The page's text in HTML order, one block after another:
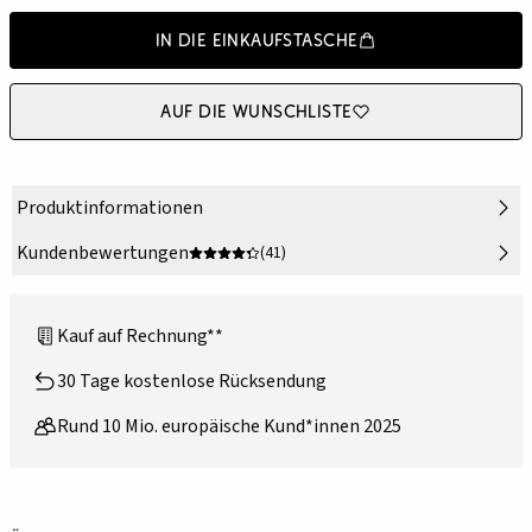
In die Einkaufstasche
Auf die Wunschliste
Produktinformationen
Kundenbewertungen
(41)
Kauf auf Rechnung**
30 Tage kostenlose Rücksendung
Rund 10 Mio. europäische Kund*innen 2025